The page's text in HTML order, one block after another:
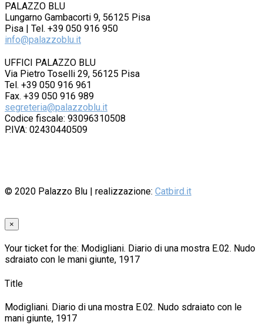
PALAZZO BLU
Lungarno Gambacorti 9, 56125 Pisa
Pisa | Tel. +39 050 916 950
info@palazzoblu.it
UFFICI PALAZZO BLU
Via Pietro Toselli 29, 56125 Pisa
Tel. +39 050 916 961
Fax. +39 050 916 989
segreteria@palazzoblu.it
Codice fiscale: 93096310508
P.IVA: 02430440509
© 2020 Palazzo Blu | realizzazione: Catbird.it
×
Your ticket for the: Modigliani. Diario di una mostra E.02. Nudo
sdraiato con le mani giunte, 1917
Title
Modigliani. Diario di una mostra E.02. Nudo sdraiato con le
mani giunte, 1917